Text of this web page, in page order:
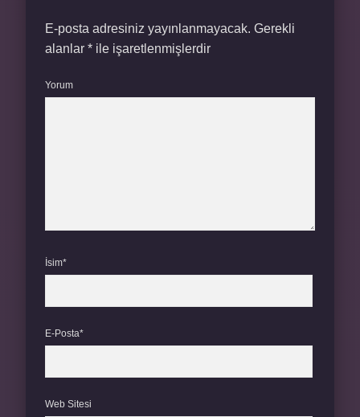
E-posta adresiniz yayınlanmayacak. Gerekli
alanlar * ile işaretlenmişlerdir
Yorum
İsim*
E-Posta*
Web Sitesi